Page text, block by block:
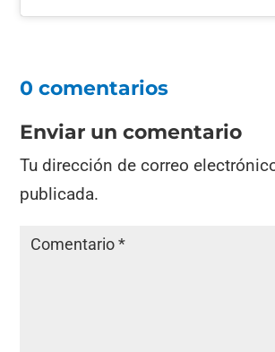
0 comentarios
Enviar un comentario
Tu dirección de correo
publicada.